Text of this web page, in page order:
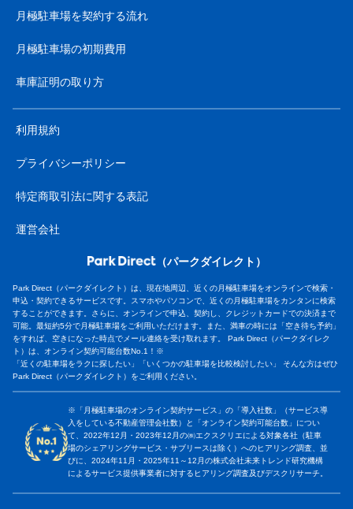
月極駐車場を契約する流れ
月極駐車場の初期費用
車庫証明の取り方
利用規約
プライバシーポリシー
特定商取引法に関する表記
運営会社
（パークダイレクト）
Park Direct（パークダイレクト）は、現在地周辺、近くの月極駐車場をオンラインで検索・
申込・契約できるサービスです。スマホやパソコンで、近くの月極駐車場をカンタンに検索
することができます。さらに、オンラインで申込、契約し、クレジットカードでの決済まで
可能。最短約5分で月極駐車場をご利用いただけます。また、満車の時には「空き待ち予約」
をすれば、空きになった時点でメール連絡を受け取れます。 Park Direct（パークダイレク
ト）は、オンライン契約可能台数No.1！※
「近くの駐車場をラクに探したい」「いくつかの駐車場を比較検討したい」 そんな方はぜひ
Park Direct（パークダイレクト）をご利用ください。
※「月極駐車場のオンライン契約サービス」の「導入社数」（サービス導
入をしている不動産管理会社数）と「オンライン契約可能台数」につい
て、2022年12月・2023年12月の㈱エクスクリエによる対象各社（駐車
場のシェアリングサービス・サブリースは除く）へのヒアリング調査、並
びに、2024年11月・2025年11～12月の株式会社未来トレンド研究機構
によるサービス提供事業者に対するヒアリング調査及びデスクリサーチ。